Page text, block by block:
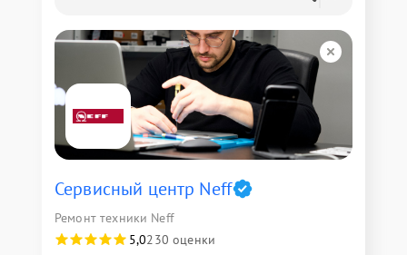
Сервисный центр Neff
Ремонт техники Neff
5,0230 оценки